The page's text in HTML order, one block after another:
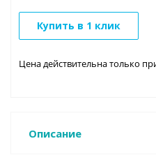
Купить в 1 клик
Цена действительна только
Описание